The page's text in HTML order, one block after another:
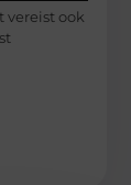
vereist ook